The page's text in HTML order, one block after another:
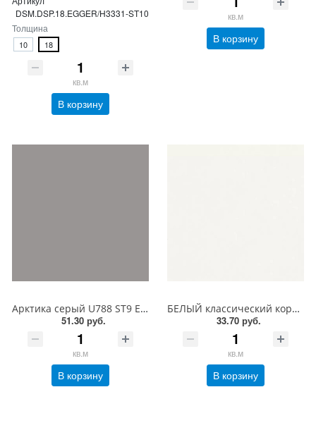
DSM.DSP.18.EGGER/H3331-ST10
Толщина
10 18
кв.м
В корзину
кв.м
В корзину
Арктика серый U788 ST9 EGGER ЛДСП 18 мм
51.30 руб.
кв.м
В корзину
БЕЛЫЙ классический корка W960 ST7 EGGER ЛДСП 18 мм
33.70 руб.
кв.м
В корзину